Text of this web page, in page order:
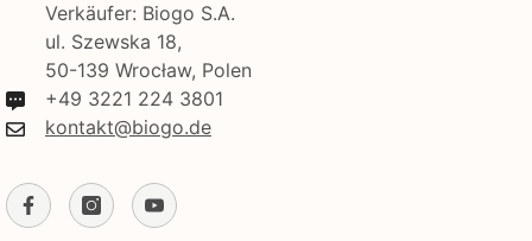
Verkäufer: Biogo S.A.
ul. Szewska 18,
50-139 Wrocław, Polen
+49 3221 224 3801
kontakt@biogo.de